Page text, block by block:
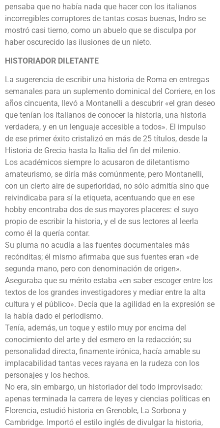
pensaba que no había nada que hacer con los italianos
incorregibles corruptores de tantas cosas buenas, Indro se
mostró casi tierno, como un abuelo que se disculpa por
haber oscurecido las ilusiones de un nieto.
HISTORIADOR DILETANTE
La sugerencia de escribir una historia de Roma en entregas
semanales para un suplemento dominical del Corriere, en los
años cincuenta, llevó a Montanelli a descubrir «el gran deseo
que tenían los italianos de conocer la historia, una historia
verdadera, y en un lenguaje accesible a todos». El impulso
de ese primer éxito cristalizó en más de 25 títulos, desde la
Historia de Grecia hasta la Italia del fin del milenio.
Los académicos siempre lo acusaron de diletantismo
amateurismo, se diría más comúnmente, pero Montanelli,
con un cierto aire de superioridad, no sólo admitía sino que
reivindicaba para sí la etiqueta, acentuando que en ese
hobby encontraba dos de sus mayores placeres: el suyo
propio de escribir la historia, y el de sus lectores al leerla
como él la quería contar.
Su pluma no acudía a las fuentes documentales más
recónditas; él mismo afirmaba que sus fuentes eran «de
segunda mano, pero con denominación de origen».
Aseguraba que su mérito estaba «en saber escoger entre los
textos de los grandes investigadores y mediar entre la alta
cultura y el público». Decía que la agilidad en la expresión se
la había dado el periodismo.
Tenía, además, un toque y estilo muy por encima del
conocimiento del arte y del esmero en la redacción; su
personalidad directa, finamente irónica, hacía amable su
implacabilidad tantas veces rayana en la rudeza con los
personajes y los hechos.
No era, sin embargo, un historiador del todo improvisado:
apenas terminada la carrera de leyes y ciencias políticas en
Florencia, estudió historia en Grenoble, La Sorbona y
Cambridge. Importó el estilo inglés de divulgar la historia,